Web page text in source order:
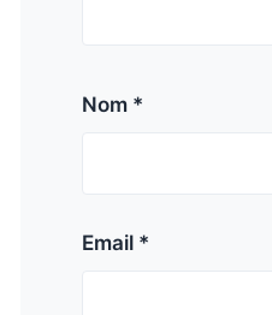
Nom *
Email *